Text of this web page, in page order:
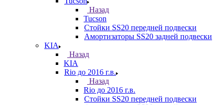
Назад
Tucson
Стойки SS20 передней подвески
Амортизаторы SS20 задней подвески
KIA
Назад
KIA
Rio до 2016 г.в.
Назад
Rio до 2016 г.в.
Стойки SS20 передней подвески